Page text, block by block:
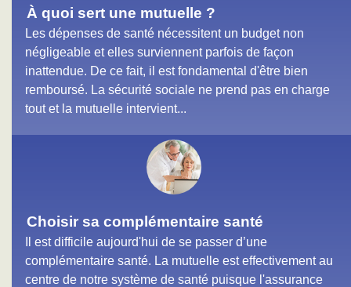
À quoi sert une mutuelle ?
Les dépenses de santé nécessitent un budget non
négligeable et elles surviennent parfois de façon
inattendue. De ce fait, il est fondamental d'être bien
remboursé. La sécurité sociale ne prend pas en charge
tout et la mutuelle intervient...
Choisir sa complémentaire santé
Il est difficile aujourd'hui de se passer d’une
complémentaire santé. La mutuelle est effectivement au
centre de notre système de santé puisque l'assurance